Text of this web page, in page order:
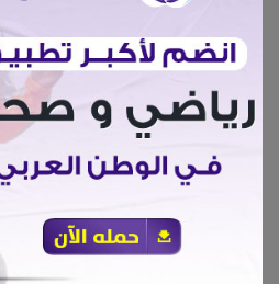
والفريك
تاسعا: احرص علي تناول وجبة
والمكسرات مثل الترمس والفول
بالالياف والدهون الصحية لزيادة